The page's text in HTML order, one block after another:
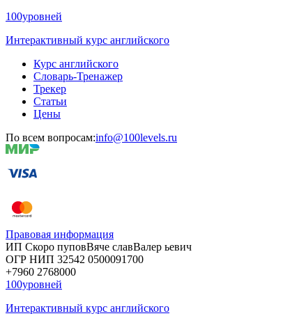
100уровней
Интерактивный курс английского
Курс английского
Словарь-Тренажер
Трекер
Статьи
Цены
По всем вопросам:info@100levels.ru
Правовая информация
ИП Скоро пуповВяче славВалер ьевич
ОГР НИП 32542 0500091700
+7960 2768000
100уровней
Интерактивный курс английского